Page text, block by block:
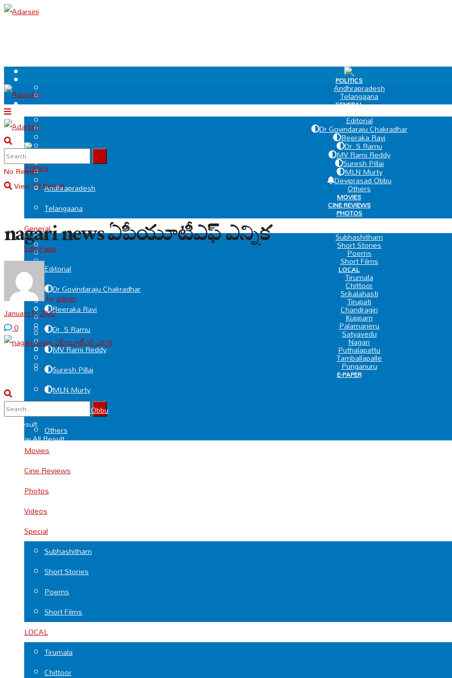
.
POLITICS
Andhrapradesh
Telangaana
GENERAL
Editorial
Dr Govindaraju Chakradhar
Beeraka Ravi
Dr. S Ramu
MV Rami Reddy
Suresh Pillai
MLN Murty
Deviprasad Obbu
Others
MOVIES
CINE REVIEWS
PHOTOS
VIDEOS
Subhashitham
Short Stories
Poems
Short Films
LOCAL
Tirumala
Chittoor
Srikalahasti
Tirupati
Chandragiri
Kuppam
Palamaneru
Satyavedu
Nagari
Puthalapattu
Tamballapalle
Punganuru
E-PAPER
No Result
View All Result
.
Politics
Andhrapradesh
Telangaana
General
Edit Page
Editorial
Dr Govindaraju Chakradhar
Beeraka Ravi
Dr. S Ramu
MV Rami Reddy
Suresh Pillai
MLN Murty
Deviprasad Obbu
Others
Movies
Cine Reviews
Photos
Videos
Special
Subhashitham
Short Stories
Poems
Short Films
LOCAL
Tirumala
Chittoor
No Result
View All Result
nagari news ఏపీయూటీఎఫ్ ఎన్నిక
byadmin
January 5, 2022
0